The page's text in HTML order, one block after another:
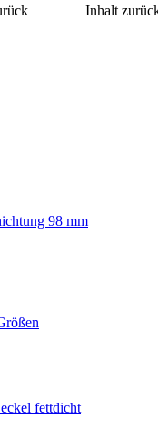
Inhalt
98 mm
fettdicht